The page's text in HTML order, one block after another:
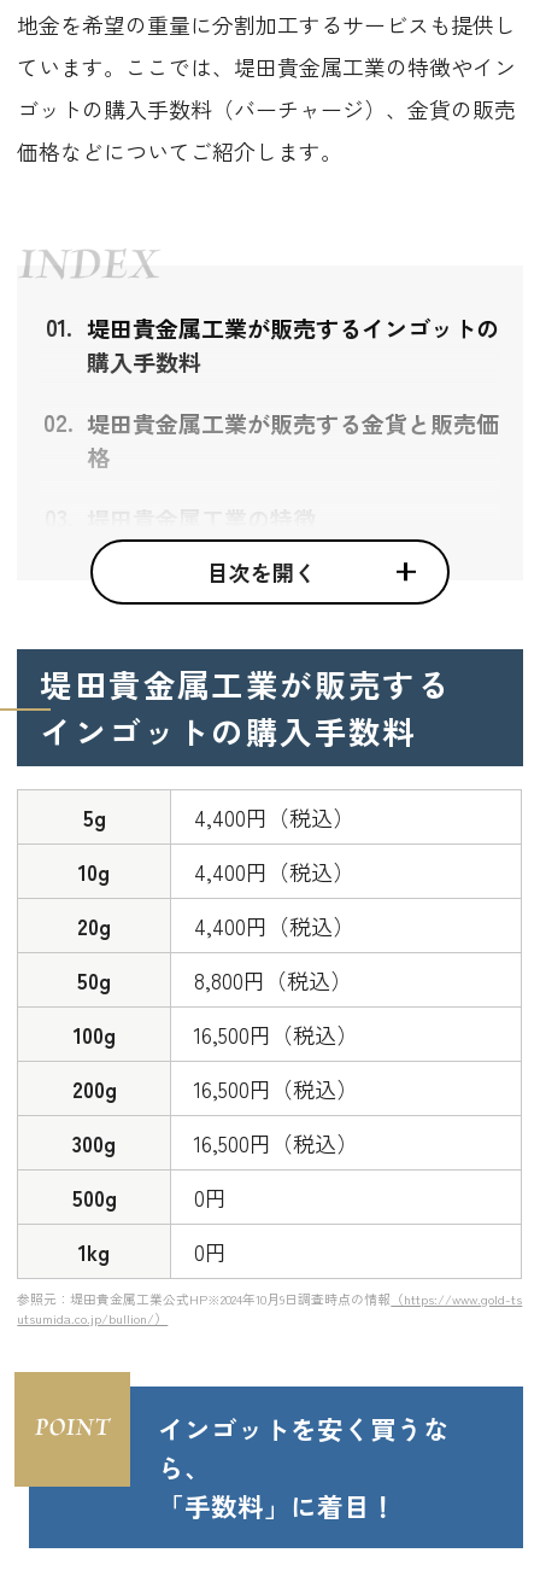
地金を希望の重量に分割加工するサービスも提供し
ています。ここでは、堤田貴金属工業の特徴やイン
ゴットの購入手数料（バーチャージ）、金貨の販売
価格などについてご紹介します。
堤田貴金属工業が販売するインゴットの
購入手数料
堤田貴金属工業が販売する金貨と販売価
格
インゴットの種類が豊富
インゴットや貴金属製品の売却（買
インゴットの分割加工も相談できる
堤田貴金属工業の会社情報
目次を開く
堤田貴金属工業が販売する
インゴットの購入手数料
5g
4,400円（税込）
10g
4,400円（税込）
20g
4,400円（税込）
50g
8,800円（税込）
100g
16,500円（税込）
200g
16,500円（税込）
300g
16,500円（税込）
500g
0円
1kg
0円
参照元：堤田貴金属工業公式HP※2024年10月9日調査時点の情報 （https://www.gold-ts
utsumida.co.jp/bullion/）
インゴットを安く買うな
ら、
「手数料」に着目！